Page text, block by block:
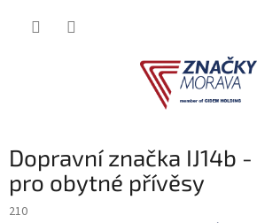
Dopravní značka IJ14b
pro obytné přívěsy
210